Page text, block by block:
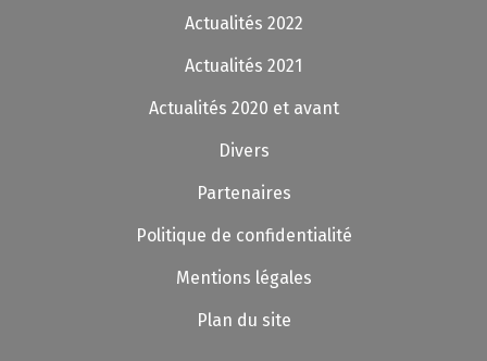
Actualités 2022
Actualités 2021
Actualités 2020 et avant
Divers
Partenaires
Politique de confidentialité
Mentions légales
Plan du site